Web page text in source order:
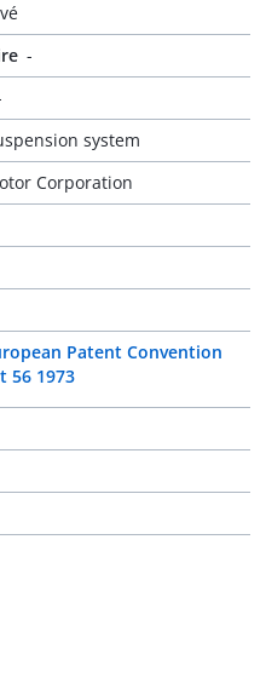
-
system
Corporation
Patent Convention
56 1973